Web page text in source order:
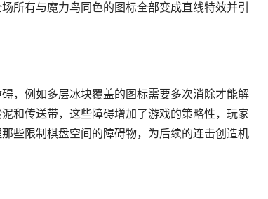
所有与魔力鸟同色的图标全部变成直线特效并引
，例如多层冰块覆盖的图标需要多次消除才能解
和传送带，这些障碍增加了游戏的策略性，玩家
些限制棋盘空间的障碍物，为后续的连击创造机